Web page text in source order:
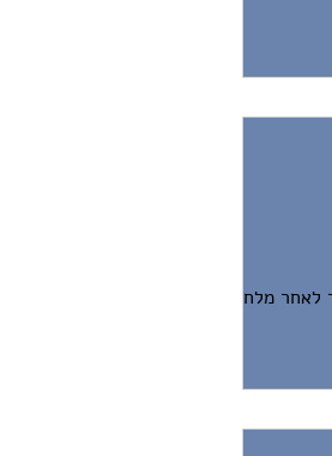
לאחר מלחמת